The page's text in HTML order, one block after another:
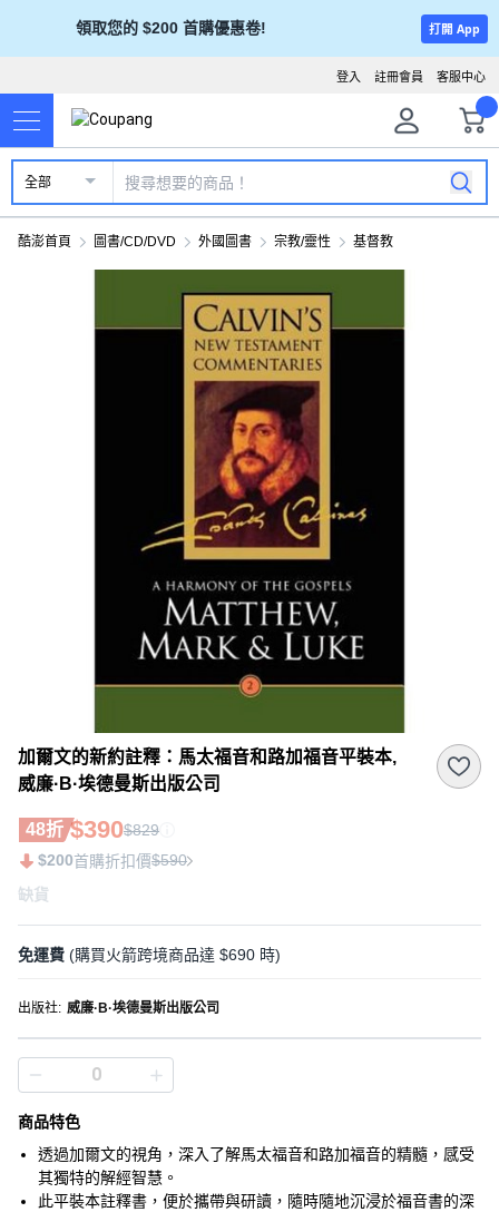
領取您的 $200 首購優惠卷! 打開 App
客服中心
註冊會員
登入
全部
酷澎首頁 圖書/CD/DVD 外國圖書 宗教/靈性 基督教
加爾文的新約註釋：馬太福音和路加福音平裝本,
威廉·B·埃德曼斯出版公司
48折 $390$829
$200首購折扣價$590
缺貨
免運費 (購買火箭跨境商品達 $690 時)
出版社: 威廉·B·埃德曼斯出版公司
商品特色
透過加爾文的視角，深入了解馬太福音和路加福音的精髓，感受
其獨特的解經智慧。
此平裝本註釋書，便於攜帶與研讀，隨時隨地沉浸於福音書的深